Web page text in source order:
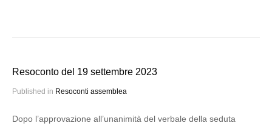
Resoconto del 19 settembre 2023
Published in Resoconti assemblea
Dopo l’approvazione all’unanimità del verbale della seduta